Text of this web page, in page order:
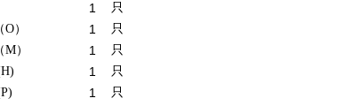
1
只
） 1
只
） 1
只
1
只
1
只